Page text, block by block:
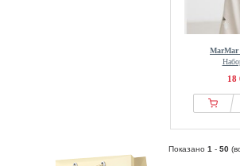
MarMar
18
Показано 1 - 50